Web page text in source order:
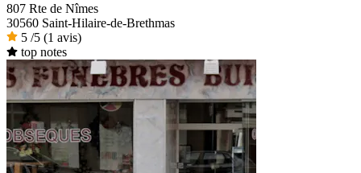
807 Rte de Nîmes
30560 Saint-Hilaire-de-Brethmas
5 /5 (1 avis)
top notes